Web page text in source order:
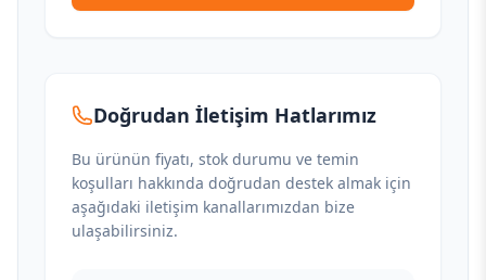
Doğrudan İletişim Hatlarımız
Bu ürünün fiyatı, stok durumu ve temin
koşulları hakkında doğrudan destek almak için
aşağıdaki iletişim kanallarımızdan bize
ulaşabilirsiniz.